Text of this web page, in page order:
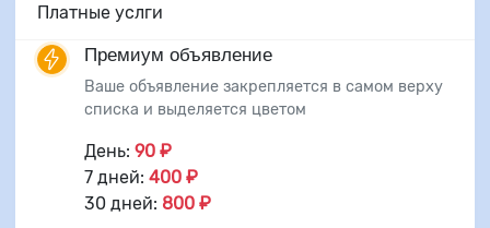
Платные услги
Премиум объявление
Ваше объявление закрепляется в самом верху
списка и выделяется цветом
День: 90 ₽
7 дней: 400 ₽
30 дней: 800 ₽